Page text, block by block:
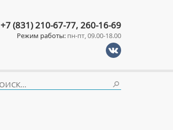
+7 (831) 210-67-77, 260-16-69
Режим работы: пн-пт, 09.00-18.00